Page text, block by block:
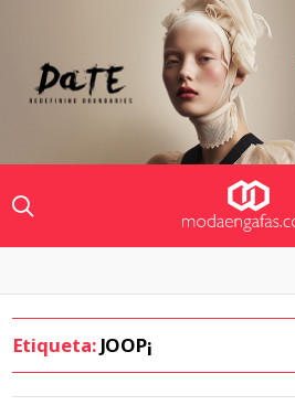
Etiqueta: JOOP¡